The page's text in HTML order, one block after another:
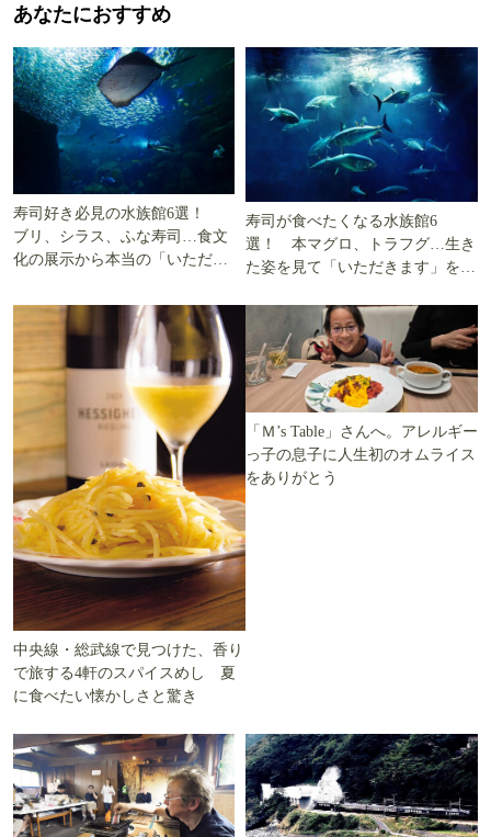
あなたにおすすめ
寿司好き必見の水族館6選！
ブリ、シラス、ふな寿司…食文
化の展示から本当の「いただき
寿司が食べたくなる水族館6
選！ 本マグロ、トラフグ…生き
た姿を見て「いただきます」を考
中央線・総武線で見つけた、香り
で旅する4軒のスパイスめし 夏
に食べたい懐かしさと驚き
「Ｍ’s Table」さんへ。アレルギー
っ子の息子に人生初のオムライス
をありがとう